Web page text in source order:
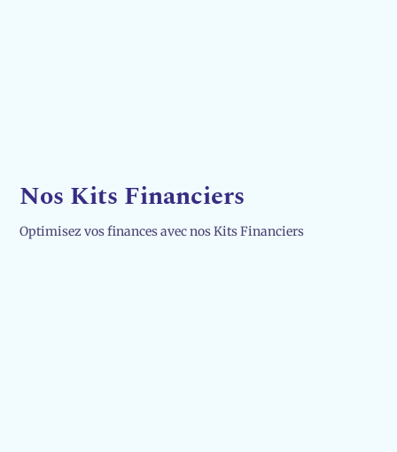
Nos Kits Financiers
Optimisez vos finances avec nos Kits Financiers